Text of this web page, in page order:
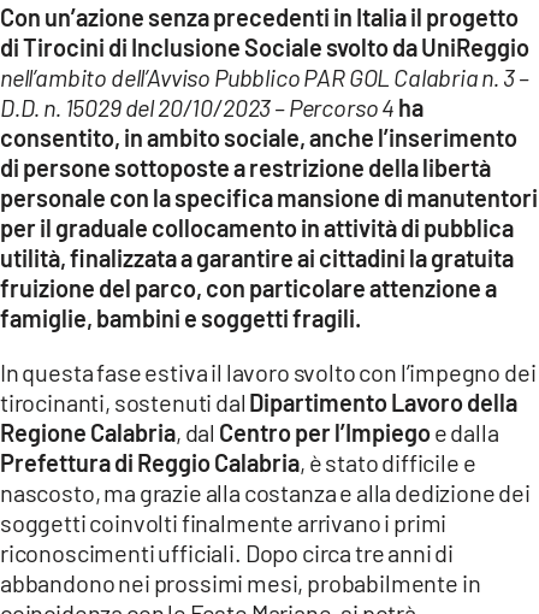
Con un’azione senza precedenti in Italia il progetto
di Tirocini di Inclusione Sociale svolto da UniReggio
nell’ambito dell’Avviso Pubblico PAR GOL Calabria n. 3 –
D.D. n. 15029 del 20/10/2023 – Percorso 4 ha
consentito, in ambito sociale, anche l’inserimento
di persone sottoposte a restrizione della libertà
personale con la specifica mansione di manutentori
per il graduale collocamento in attività di pubblica
utilità, finalizzata a garantire ai cittadini la gratuita
fruizione del parco, con particolare attenzione a
famiglie, bambini e soggetti fragili.
In questa fase estiva il lavoro svolto con l’impegno dei
tirocinanti, sostenuti dal Dipartimento Lavoro della
Regione Calabria, dal Centro per l’Impiegoe dalla
Prefettura di Reggio Calabria, è stato difficile e
nascosto, ma grazie alla costanza e alla dedizione dei
soggetti coinvolti finalmente arrivano i primi
riconoscimenti ufficiali. Dopo circa tre anni di
abbandono nei prossimi mesi, probabilmente in